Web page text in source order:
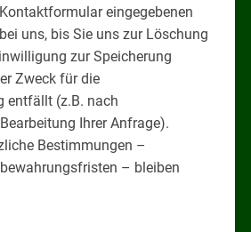
eingegebenen
uns, bis Sie uns zur Löschung
zur Speicherung
Zweck für die
entfällt (z.B. nach
Ihrer Anfrage).
Bestimmungen –
– bleiben